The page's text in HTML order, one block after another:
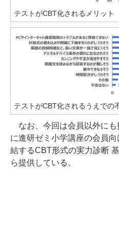
テストがCBT化されるメリット
テストがCBT化されるうえでの
なお、今回は会員以外にも
に進研ゼミ小学講座の会員
結するCBT形式の実力診断
ら提供している。